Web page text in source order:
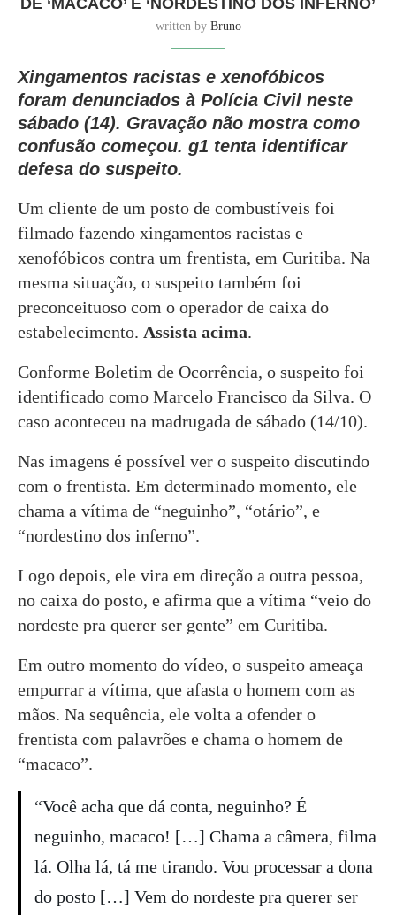
DE ‘MACACO’ E ‘NORDESTINO DOS INFERNO’
written by Bruno
Xingamentos racistas e xenofóbicos
foram denunciados à Polícia Civil neste
sábado (14). Gravação não mostra como
confusão começou. g1 tenta identificar
defesa do suspeito.
Um cliente de um posto de combustíveis foi
filmado fazendo xingamentos racistas e
xenofóbicos contra um frentista, em Curitiba. Na
mesma situação, o suspeito também foi
preconceituoso com o operador de caixa do
estabelecimento. Assista acima.
Conforme Boletim de Ocorrência, o suspeito foi
identificado como Marcelo Francisco da Silva. O
caso aconteceu na madrugada de sábado (14/10).
Nas imagens é possível ver o suspeito discutindo
com o frentista. Em determinado momento, ele
chama a vítima de “neguinho”, “otário”, e
“nordestino dos inferno”.
Logo depois, ele vira em direção a outra pessoa,
no caixa do posto, e afirma que a vítima “veio do
nordeste pra querer ser gente” em Curitiba.
Em outro momento do vídeo, o suspeito ameaça
empurrar a vítima, que afasta o homem com as
mãos. Na sequência, ele volta a ofender o
frentista com palavrões e chama o homem de
“macaco”.
“Você acha que dá conta, neguinho? É
neguinho, macaco! […] Chama a câmera, filma
lá. Olha lá, tá me tirando. Vou processar a dona
do posto […] Vem do nordeste pra querer ser